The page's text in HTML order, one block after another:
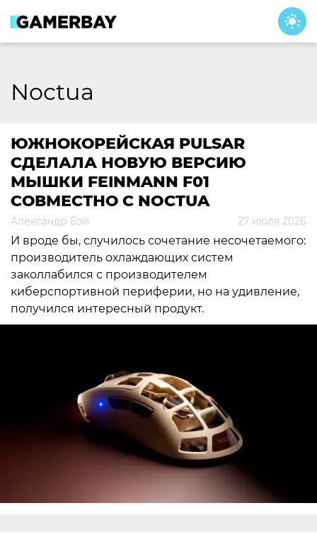
content
Noctua
ЮЖНОКОРЕЙСКАЯ PULSAR
СДЕЛАЛА НОВУЮ ВЕРСИЮ
МЫШКИ FEINMANN F01
СОВМЕСТНО С NOCTUA
Александр Бэй 27 июля 2026
И вроде бы, случилось сочетание несочетаемого:
производитель охлаждающих систем
заколлабился с производителем
киберспортивной периферии, но на удивление,
получился интересный продукт.